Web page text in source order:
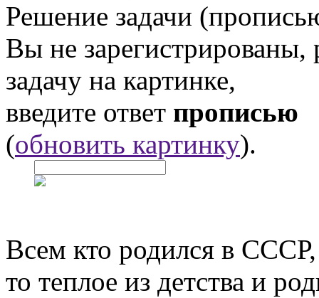
Решение задачи
Вы не
задачу на картинке,
введите ответ прописью
(обновить картинку).
Всем кто родился в
то теплое из детства и